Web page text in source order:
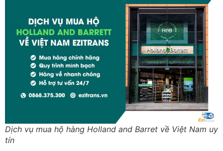
Dịch vụ mua hộ hàng Holland and Barret về Việt Nam uy
tín